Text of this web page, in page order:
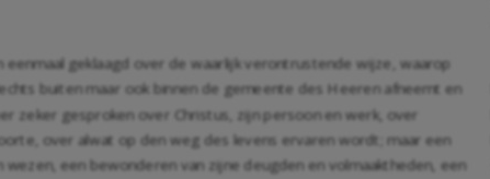
eenmaal geklaagd over de waarlijk verontrustende wijze, waarop
buiten maar ook binnen de gemeente des Heeren afneemt en
zeker gesproken over Christus, zijn persoon en werk, over
over alwat op den weg des levens ervaren wordt; maar een
wezen, een bewonderen van zijne deugden en volmaaktheden, een